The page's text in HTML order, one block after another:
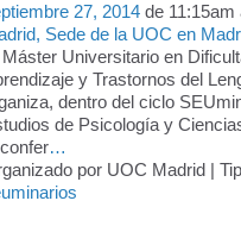
27, 2014 de 11:15am
Sede de la UOC en
Máster Universitario en
y Trastornos del
dentro del ciclo
de Psicología y
…
por UOC Madrid |